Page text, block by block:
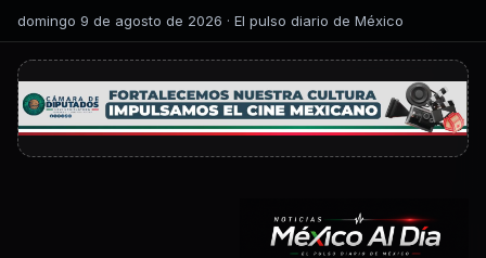
domingo 9 de agosto de 2026 · El pulso diario de México